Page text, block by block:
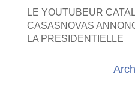
LE YOUTUBEUR
CASASNOVAS
LA PRESIDENTIELLE